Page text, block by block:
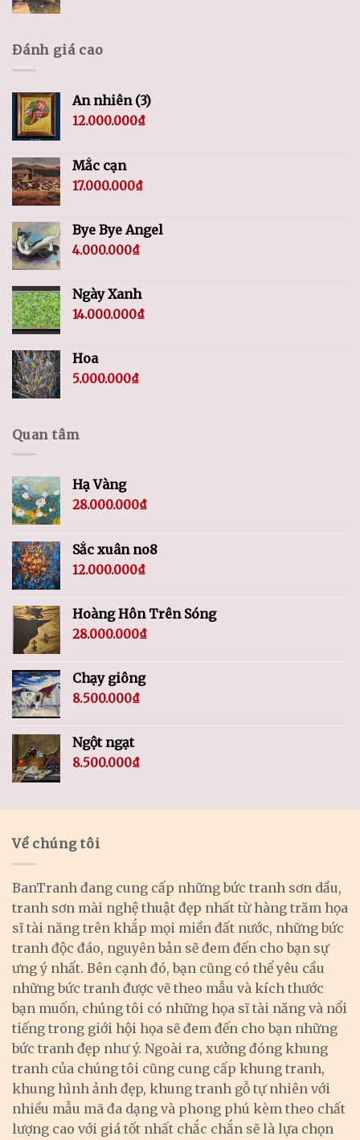
Đánh giá cao
An nhiên (3)
12.000.000₫
Mắc cạn
17.000.000₫
Bye Bye Angel
4.000.000₫
Ngày Xanh
14.000.000₫
Hoa
5.000.000₫
Quan tâm
Hạ Vàng
28.000.000₫
Sắc xuân no8
12.000.000₫
Hoàng Hôn Trên Sóng
28.000.000₫
Chạy giông
8.500.000₫
Ngột ngạt
8.500.000₫
Về chúng tôi
BanTranh đang cung cấp những bức tranh sơn dầu,
tranh sơn mài nghệ thuật đẹp nhất từ hàng trăm họa
sĩ tài năng trên khắp mọi miền đất nước, những bức
tranh độc đáo, nguyên bản sẽ đem đến cho bạn sự
ưng ý nhất. Bên cạnh đó, bạn cũng có thể yêu cầu
những bức tranh được vẽ theo mẫu và kích thước
bạn muốn, chúng tôi có những họa sĩ tài năng và nổi
tiếng trong giới hội họa sẽ đem đến cho bạn những
bức tranh đẹp như ý. Ngoài ra, xưởng đóng khung
tranh của chúng tôi cũng cung cấp khung tranh,
khung hình ảnh đẹp, khung tranh gỗ tự nhiên với
nhiều mẫu mã đa dạng và phong phú kèm theo chất
lượng cao với giá tốt nhất chắc chắn sẽ là lựa chọn